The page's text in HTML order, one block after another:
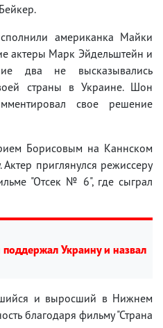
американка Майки
актеры Марк Эйдельштейн и
два не высказывались
страны в Украине. Шон
свое решение
Борисовым на Каннском
приглянулся режиссеру
"Отсек № 6", где сыграл
Украину и назвал
и выросший в Нижнем
благодаря фильму "Страна